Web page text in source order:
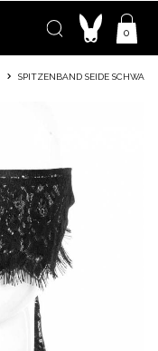
0
SPITZENBAND SEIDE SCHWARZ